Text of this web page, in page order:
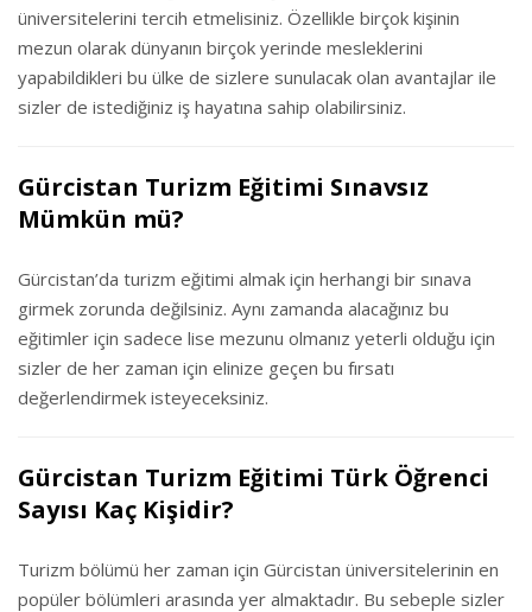
üniversitelerini tercih etmelisiniz. Özellikle birçok kişinin
mezun olarak dünyanın birçok yerinde mesleklerini
yapabildikleri bu ülke de sizlere sunulacak olan avantajlar ile
sizler de istediğiniz iş hayatına sahip olabilirsiniz.
Gürcistan Turizm Eğitimi Sınavsız
Mümkün mü?
Gürcistan’da turizm eğitimi almak için herhangi bir sınava
girmek zorunda değilsiniz. Aynı zamanda alacağınız bu
eğitimler için sadece lise mezunu olmanız yeterli olduğu için
sizler de her zaman için elinize geçen bu fırsatı
değerlendirmek isteyeceksiniz.
Gürcistan Turizm Eğitimi Türk Öğrenci
Sayısı Kaç Kişidir?
Turizm bölümü her zaman için Gürcistan üniversitelerinin en
popüler bölümleri arasında yer almaktadır. Bu sebeple sizler